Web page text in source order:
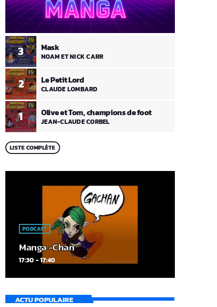
1 Olive et Tom, champions de foot
JEAN-CLAUDE CORBEL
2 Le Petit Lord
CLAUDE LOMBARD
3 Mask
NOAM ET NICK CARR
LISTE COMPLÈTE
PODCAST
Manga -Chan
17:30 - 17:40
ACTU POPULAIRE